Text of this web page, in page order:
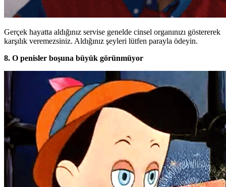
Gerçek hayatta aldığınız servise genelde cinsel organınızı göstererek
karşılık veremezsiniz. Aldığınız şeyleri lütfen parayla ödeyin.
8. O penisler boşuna büyük görünmüyor